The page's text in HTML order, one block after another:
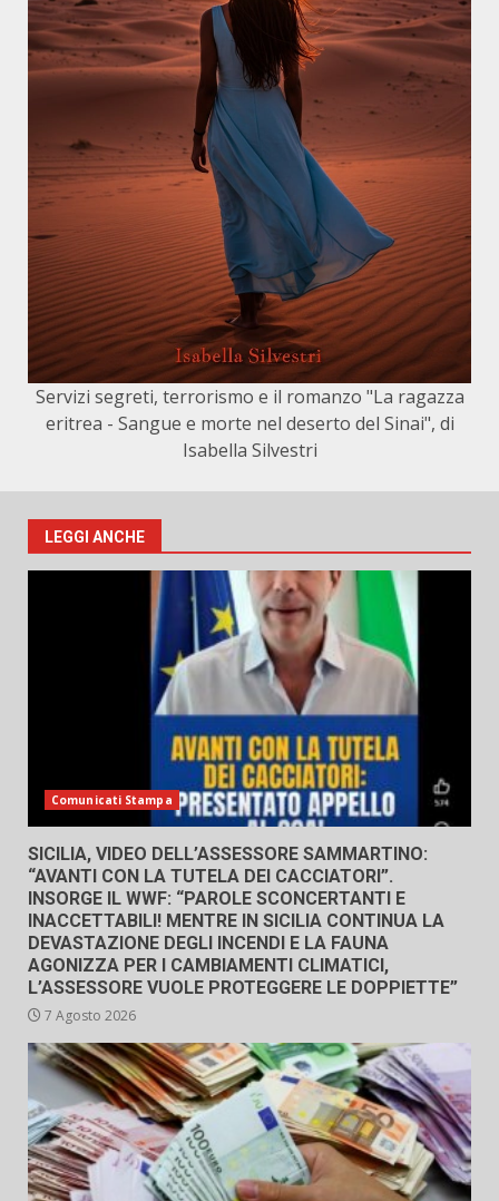
Servizi segreti, terrorismo e il romanzo "La ragazza
eritrea - Sangue e morte nel deserto del Sinai", di
Isabella Silvestri
LEGGI ANCHE
Comunicati Stampa
SICILIA, VIDEO DELL’ASSESSORE SAMMARTINO:
“AVANTI CON LA TUTELA DEI CACCIATORI”.
INSORGE IL WWF: “PAROLE SCONCERTANTI E
INACCETTABILI! MENTRE IN SICILIA CONTINUA LA
DEVASTAZIONE DEGLI INCENDI E LA FAUNA
AGONIZZA PER I CAMBIAMENTI CLIMATICI,
L’ASSESSORE VUOLE PROTEGGERE LE DOPPIETTE”
7 Agosto 2026